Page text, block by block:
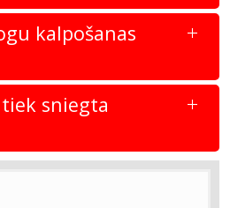
kalpošanas
sniegta